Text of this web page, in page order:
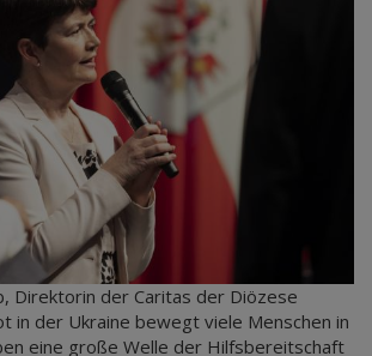
Direktorin der Caritas der Diözese
in der Ukraine bewegt viele Menschen in
eine große Welle der Hilfsbereitschaft